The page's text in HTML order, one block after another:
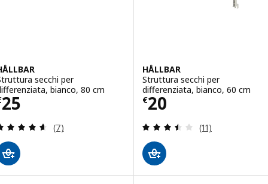
secchi per
bianco, 80 cm
25 € 25
Recensione: 4.6 fuori da 5 stelle. Totale
(7)
HÅLLBAR
Struttura secchi per
differenziata, bianco, 60 cm
€20
Prezzo € 20
Recensione:
(11)